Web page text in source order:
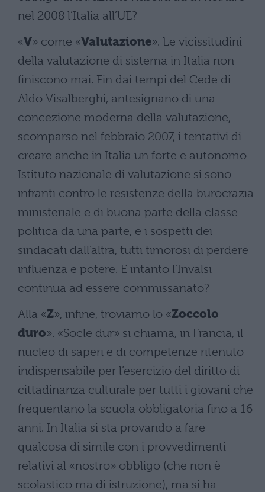
nel 2008 l’Italia all’UE?
«V» come «Valutazione». Le vicissitudini
della valutazione di sistema in Italia non
finiscono mai. Fin dai tempi del Cede di
Aldo Visalberghi, antesignano di una
concezione moderna della valutazione,
scomparso nel febbraio 2007, i tentativi di
creare anche in Italia un forte e autonomo
Istituto nazionale di valutazione si sono
infranti contro le resistenze della burocrazia
ministeriale e di buona parte della classe
politica da una parte, e i sospetti dei
sindacati dall’altra, tutti timorosi di perdere
influenza e potere. E intanto l’Invalsi
continua ad essere commissariato?
Alla «Z», infine, troviamo lo «Zoccolo
duro». «Socle dur» si chiama, in Francia, il
nucleo di saperi e di competenze ritenuto
indispensabile per l’esercizio del diritto di
cittadinanza culturale per tutti i giovani che
frequentano la scuola obbligatoria fino a 16
anni. In Italia si sta provando a fare
qualcosa di simile con i provvedimenti
relativi al «nostro» obbligo (che non è
scolastico ma di istruzione), ma si ha